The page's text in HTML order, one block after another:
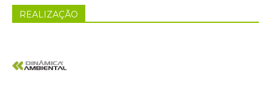
REALIZAÇÃO